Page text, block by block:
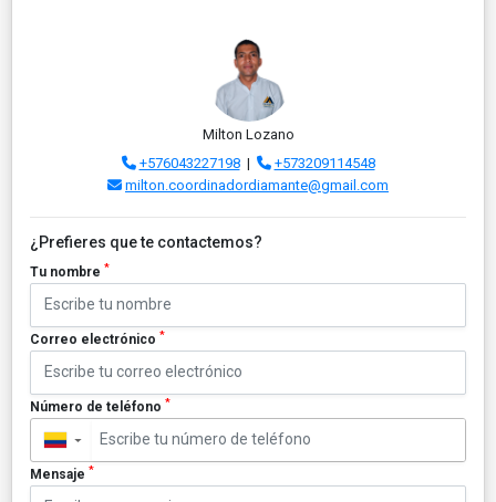
Milton Lozano
+576043227198|
+573209114548
milton.coordinadordiamante@gmail.com
¿Prefieres que te contactemos?
Tu nombre *
Correo electrónico *
Número de teléfono *
▼
Mensaje *